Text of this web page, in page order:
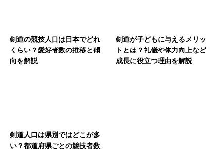
剣道の競技人口は日本でどれ
くらい？愛好者数の推移と傾
向を解説
剣道が子どもに与えるメリッ
トとは？礼儀や体力向上など
成長に役立つ理由を解説
剣道人口は県別ではどこが多
い？都道府県ごとの競技者数